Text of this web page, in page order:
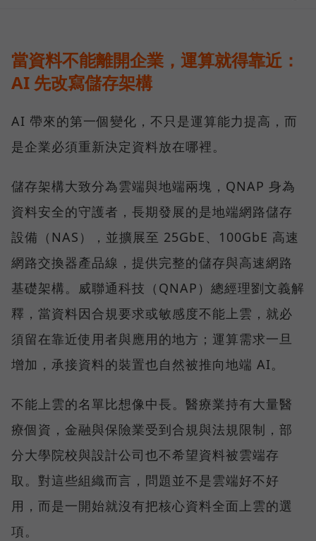
當資料不能離開企業，運算就得靠近：
AI 先改寫儲存架構
AI 帶來的第一個變化，不只是運算能力提高，而
是企業必須重新決定資料放在哪裡。
儲存架構大致分為雲端與地端兩塊，QNAP 身為
資料安全的守護者，長期發展的是地端網路儲存
設備（NAS），並擴展至 25GbE、100GbE 高速
網路交換器產品線，提供完整的儲存與高速網路
基礎架構。威聯通科技（QNAP）總經理劉文義解
釋，當資料因合規要求或敏感度不能上雲，就必
須留在靠近使用者與應用的地方；運算需求一旦
增加，承接資料的裝置也自然被推向地端 AI。
不能上雲的名單比想像中長。醫療業持有大量醫
療個資，金融與保險業受到合規與法規限制，部
分大學院校與設計公司也不希望資料被雲端存
取。對這些組織而言，問題並不是雲端好不好
用，而是一開始就沒有把核心資料全面上雲的選
項。